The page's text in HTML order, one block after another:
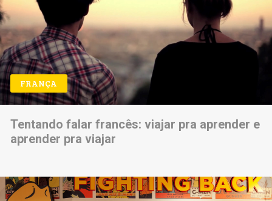
FRANÇA
Tentando falar francês: viajar pra aprender e
aprender pra viajar